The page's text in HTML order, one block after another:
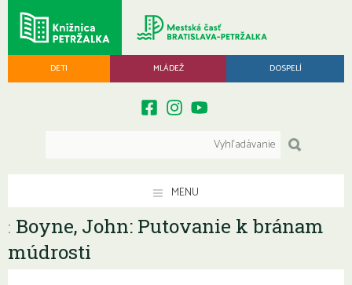
DETI MLÁDEŽ DOSPELÍ
MENU
: Boyne, John: Putovanie k bránam
múdrosti